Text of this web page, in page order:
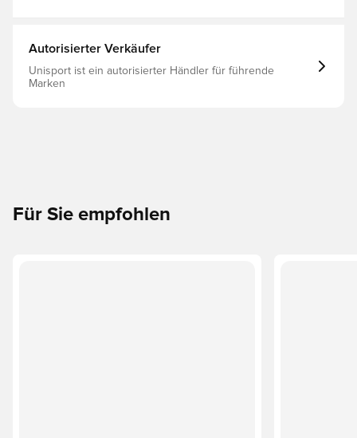
Autorisierter Verkäufer
Unisport ist ein autorisierter Händler für führende
Marken
Für Sie empfohlen